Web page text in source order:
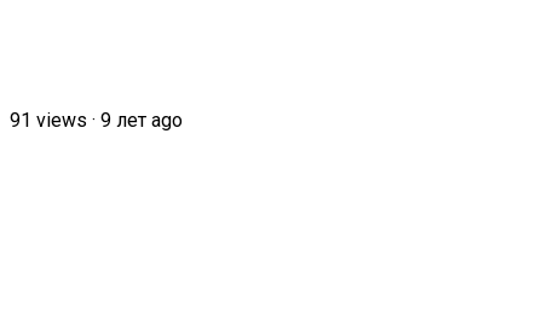
91 views · 9 лет ago